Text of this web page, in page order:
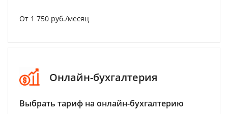
От 1 750 руб./месяц
Онлайн-бухгалтерия
Выбрать тариф на онлайн-бухгалтерию